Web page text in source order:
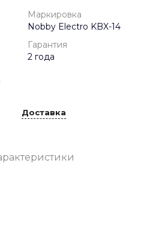
Маркировка
Nobby Electro KBX-14
Гарантия
2 года
Доставка